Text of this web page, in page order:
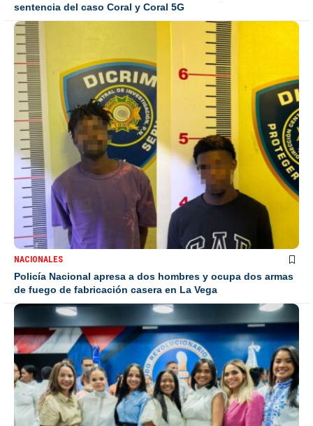
sentencia del caso Coral y Coral 5G
NACIONALES
Policía Nacional apresa a dos hombres y ocupa dos armas
de fuego de fabricación casera en La Vega